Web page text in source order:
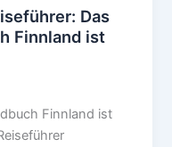
Das
Finnland ist
Finnland ist